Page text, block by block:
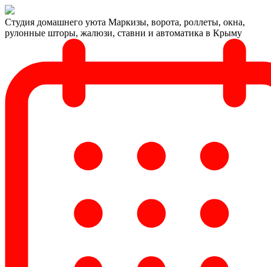
Студия домашнего уюта Маркизы, ворота, роллеты, окна,
рулонные шторы, жалюзи, ставни и автоматика в Крыму